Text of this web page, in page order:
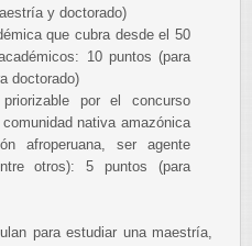
y doctorado)
que cubra desde el 50
10 puntos (para
doctorado)
por el concurso
nativa amazónica
afroperuana, ser agente
otros): 5 puntos (para
para estudiar una maestría,